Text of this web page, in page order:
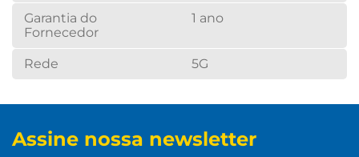
Garantia do
Fornecedor
1 ano
Rede 5G
Assine nossa newsletter